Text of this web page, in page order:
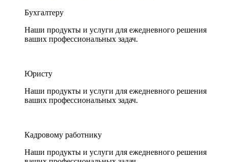
Бухгалтеру
Наши продукты и услуги для ежедневного решения
ваших профессиональных задач.
Юристу
Наши продукты и услуги для ежедневного решения
ваших профессиональных задач.
Кадровому работнику
Наши продукты и услуги для ежедневного решения